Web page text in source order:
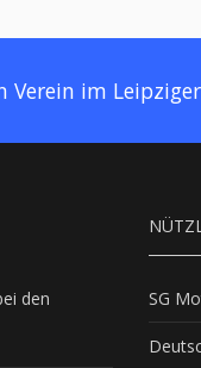
Verein im
den
SG